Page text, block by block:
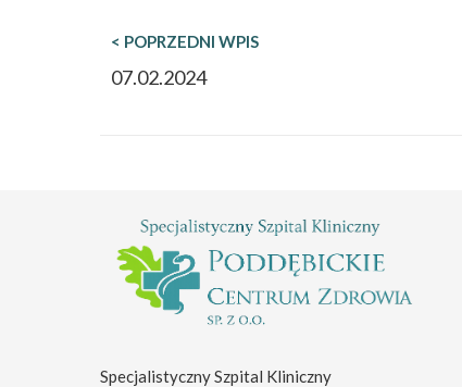
< POPRZEDNI WPIS
07.02.2024
Specjalistyczny Szpital Kliniczny